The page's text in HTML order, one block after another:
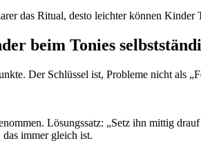
das Ritual, desto leichter können Kinder
beim Tonies
Der Schlüssel ist, Probleme nicht als
Lösungssatz: „Setz ihn mittig
immer gleich ist.